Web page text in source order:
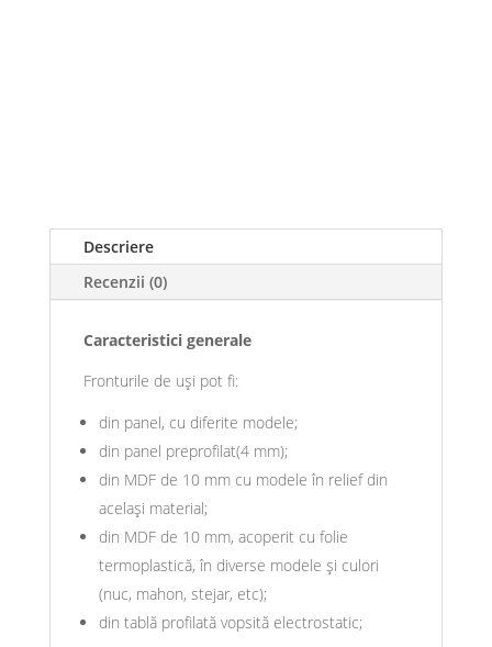
Descriere
Recenzii (0)
Caracteristici generale
Fronturile de uși pot fi:
din panel, cu diferite modele;
din panel preprofilat(4 mm);
din MDF de 10 mm cu modele în relief din
același material;
din MDF de 10 mm, acoperit cu folie
termoplastică, în diverse modele și culori
(nuc, mahon, stejar, etc);
din tablă profilată vopsită electrostatic;